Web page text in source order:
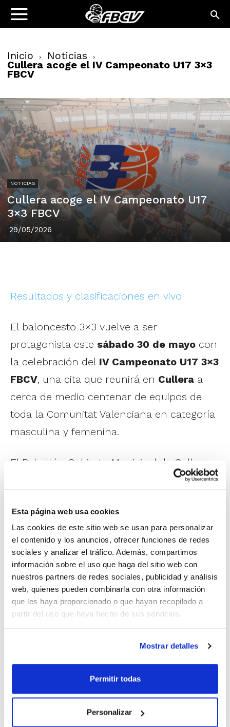
Esta página web usa cookies
Las cookies de este sitio web se usan para personalizar
el contenido y los anuncios, ofrecer funciones de redes
sociales y analizar el tráfico. Además, compartimos
información sobre el uso que haga del sitio web con
nuestros partners de redes sociales, publicidad y análisis
web, quienes pueden combinarla con otra información
que les haya proporcionado o que hayan recopilado a
partir del uso que haya hecho de sus servicios.
Mostrar detalles
Permitir todas
Personalizar
Inicio Noticias
Cullera acoge el IV Campeonato U17 3×3
FBCV
NOTICIAS
Cullera acoge el IV Campeonato U17
3×3 FBCV
29/05/2026
Resultados y clasificaciones en vivo
El baloncesto 3×3 vuelve a ser
protagonista este sábado 30 de mayo con
la celebración del IV Campeonato U17 3×3
FBCV, una cita que reunirá en Cullera a
cerca de medio centenar de equipos de
toda la Comunitat Valenciana en categoría
masculina y femenina.
El Pabellón Cubierto Municipal de Cullera
será el escenario de una intensa jornada
mañana con el torneo femenino y
continuará por la tarde con la competición
masculina. En total participarán 19 equipos
femeninos y 28 equipos masculinos, que
buscarán hacerse con el título autonómico
y asegurar su presencia en el Campeonato
de España de Clubes 3×3 U17.
La competición se desarrollará mediante
una primera fase de grupos, seguida de
eliminatorias directas con cuartos de final,
semifinales y final. Además del título
autonómico, estarán en juego las plazas